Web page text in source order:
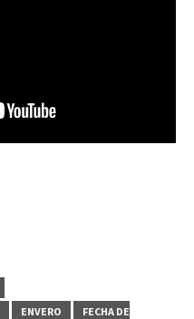
ENVERO
FECHA DE